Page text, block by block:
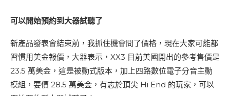
可以開始預約到大器試聽了
新產品發表會結束前，我抓住機會問了價格，現在大家可能都
習慣用美金報價，大器表示，XX3 目前美國開出的參考售價是
23.5 萬美金，這是被動式版本，加上四路數位電子分音主動
模組，要價 28.5 萬美金，有志於頂尖 Hi End 的玩家，可以